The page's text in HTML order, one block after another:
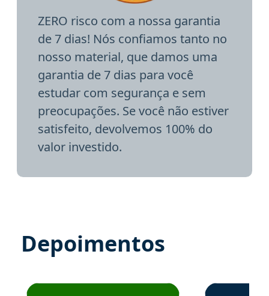
ZERO risco com a nossa garantia
de 7 dias! Nós confiamos tanto no
nosso material, que damos uma
garantia de 7 dias para você
estudar com segurança e sem
preocupações. Se você não estiver
satisfeito, devolvemos 100% do
valor investido.
Depoimentos
Estudante José recomenda o Aprova Concursos em
Estudante